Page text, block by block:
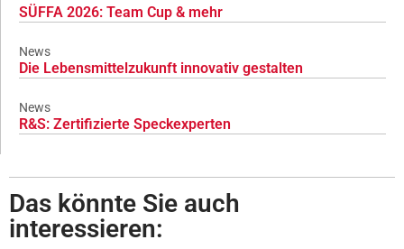
SÜFFA 2026: Team Cup & mehr
News
Die Lebensmittelzukunft innovativ gestalten
News
R&S: Zertifizierte Speckexperten
Das könnte Sie auch
interessieren: